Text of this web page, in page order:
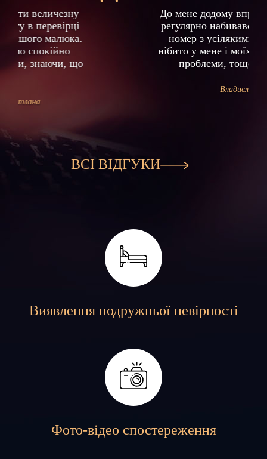
До мене додому впродовж місяця,
регулярно набивався прихований
номер з усілякими погрозами,
нібито у мене і моїх рідних будуть
проблеми, тощо. Я і не…
Previous Next
ВСІ ВІДГУКИ
Виявлення подружньої невірності
Фото-відео спостереження